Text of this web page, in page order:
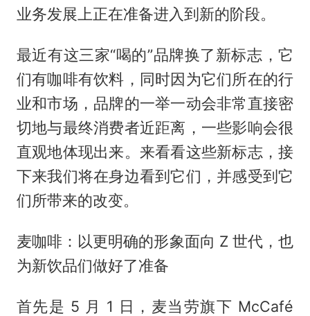
业务发展上正在准备进入到新的阶段。
最近有这三家“喝的”品牌换了新标志，它
们有咖啡有饮料，同时因为它们所在的行
业和市场，品牌的一举一动会非常直接密
切地与最终消费者近距离，一些影响会很
直观地体现出来。来看看这些新标志，接
下来我们将在身边看到它们，并感受到它
们所带来的改变。
麦咖啡：以更明确的形象面向 Z 世代，也
为新饮品们做好了准备
首先是 5 月 1 日，麦当劳旗下 McCafé